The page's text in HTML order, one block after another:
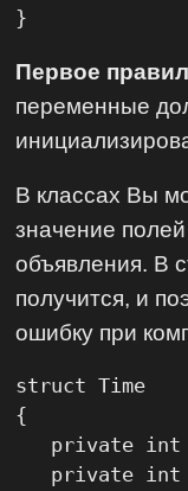
}
Первое
переменные
В классах Вы
значение
объявления. В
получится, и
ошибку при
struct Time
{
private
private int